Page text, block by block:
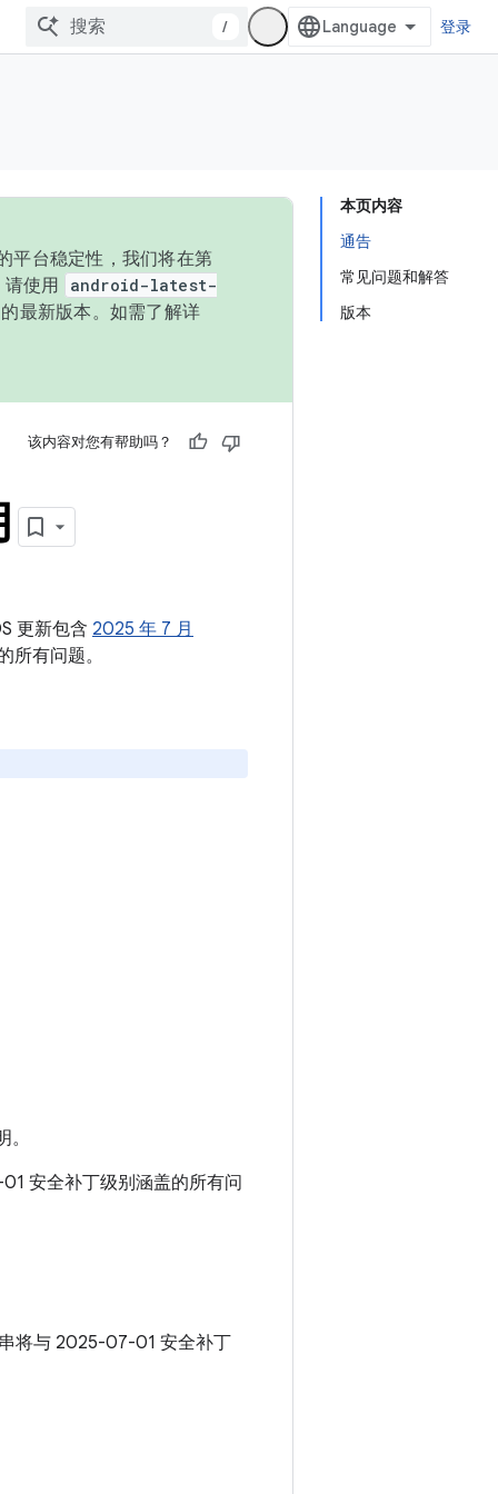
/ 登录
本页内容
通告
常见问题和解答
版本
平台稳定性，我们将在第
使用
android-latest-
最新版本。如需了解详
该内容对您有帮助吗？
更新包含 2025 年 7 月
有问题。
安全补丁级别涵盖的所有问
将与 2025-07-01 安全补丁